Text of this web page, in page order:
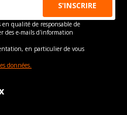
en qualité de responsable de
des e-mails d'information
en particulier de vous
données.